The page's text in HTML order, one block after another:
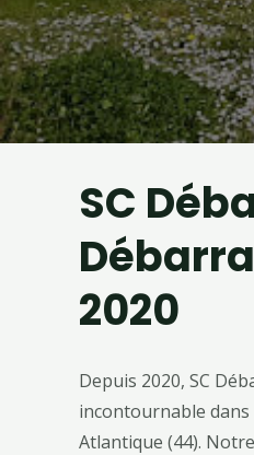
SC
2020
Depuis 2020, SC
incontournable
Atlantique (44).